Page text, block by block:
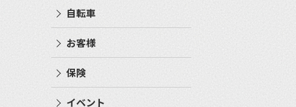
自転車
お客様
保険
イベント